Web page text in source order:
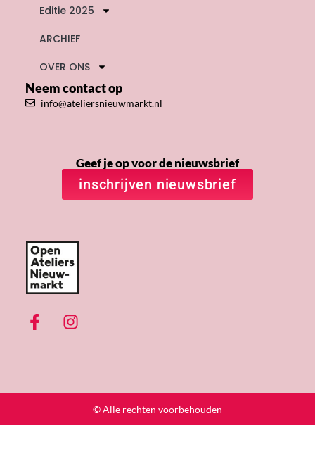
Editie 2025
ARCHIEF
OVER ONS
Neem contact op
info@ateliersnieuwmarkt.nl
Geef je op voor de nieuwsbrief
inschrijven nieuwsbrief
© Alle rechten voorbehouden